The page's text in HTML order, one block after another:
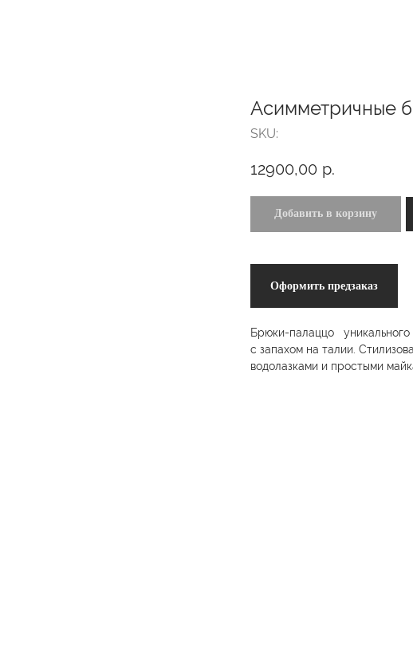
Асимметричные
SKU:
12900,00 р.
Добавить в корзину
Оформить предзаказ
Брюки-палаццо уникального
с запахом на талии.
водолазками и простыми